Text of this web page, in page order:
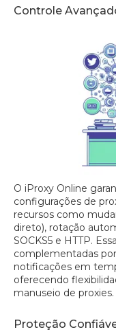
Controle
O iProxy Online
configurações de
recursos como
direto), rotação
SOCKS5 e HTTP.
complementadas
notificações em
oferecendo
manuseio de proxies.
Proteção